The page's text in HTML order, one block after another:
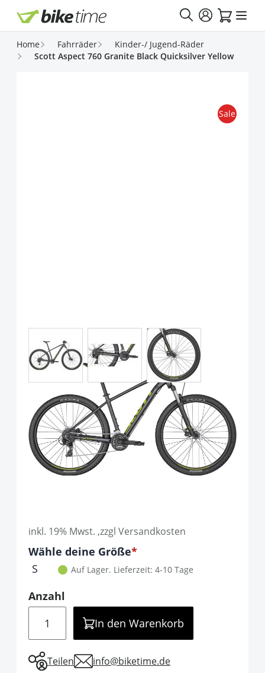
Direkt zum Inhalt
Home Fahrräder
Kinder-/ Jugend-Räder
Scott Aspect 760 Granite Black Quicksilver Yellow
Scott Aspect 760 Granite Black
Quicksilver Yellow
Art.-Nr.P108669
599,00 €
inkl. 19% Mwst. ,zzgl Versandkosten
Optionen
Wähle deine Größe
It is required to select one of the available
S Auf Lager. Lieferzeit: 4-10 Tage
Anzahl
In den Warenkorb
Teilen info@biketime.de
Sale
View larger imageView larger image